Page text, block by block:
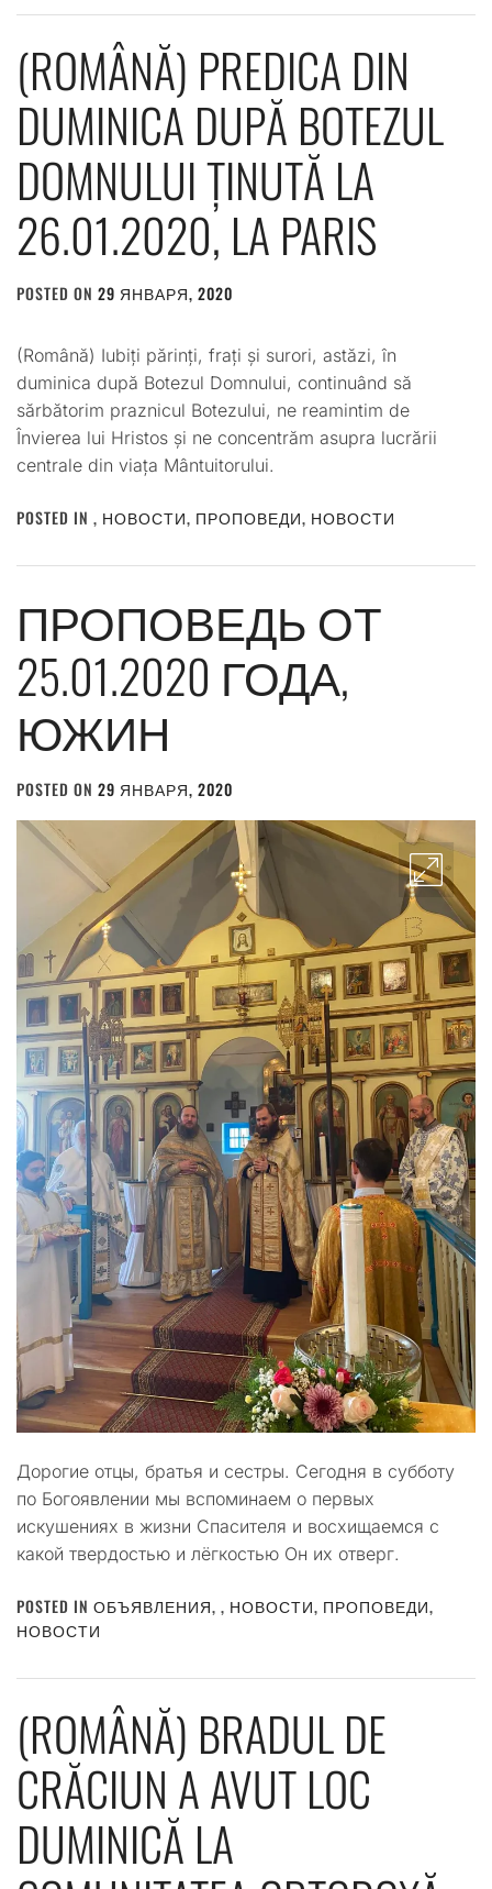
(ROMÂNĂ) PREDICA DIN
DUMINICA DUPĂ BOTEZUL
DOMNULUI ȚINUTĂ LA
26.01.2020, LA PARIS
POSTED ON 29 ЯНВАРЯ, 2020
(Română) Iubiți părinți, frați și surori, astăzi, în
duminica după Botezul Domnului, continuând să
sărbătorim praznicul Botezului, ne reamintim de
Învierea lui Hristos și ne concentrăm asupra lucrării
centrale din viața Mântuitorului.
POSTED IN , НОВОСТИ, ПРОПОВЕДИ, НОВОСТИ
ПРОПОВЕДЬ ОТ
25.01.2020 ГОДА,
ЮЖИН
POSTED ON 29 ЯНВАРЯ, 2020
Дорогие отцы, братья и сестры. Сегодня в субботу
по Богоявлении мы вспоминаем о первых
искушениях в жизни Спасителя и восхищаемся с
какой твердостью и лёгкостью Он их отверг.
POSTED IN ОБЪЯВЛЕНИЯ, , НОВОСТИ, ПРОПОВЕДИ,
НОВОСТИ
(ROMÂNĂ) BRADUL DE
CRĂCIUN A AVUT LOC
DUMINICĂ LA